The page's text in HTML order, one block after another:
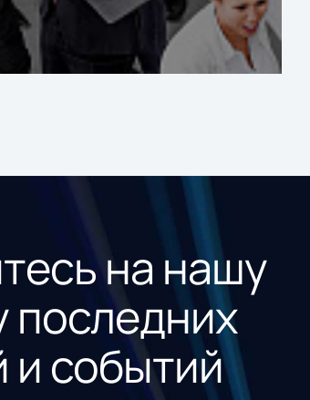
на нашу
последних
и событий